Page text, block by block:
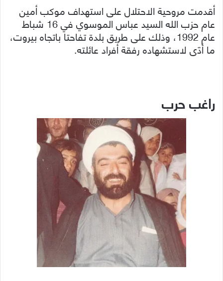
أقدمت مروحية الاحتلال على استهداف موكب أمين
عام حزب الله السيد عباس الموسوي في 16 شباط
عام 1992، وذلك على طريق بلدة تفاحتا باتجاه بيروت،
ما أدّى لاستشهاده رفقة أفراد عائلته.
راغب حرب